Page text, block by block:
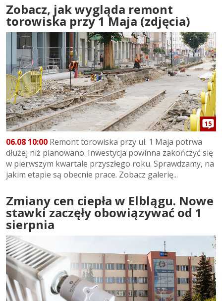
Zobacz, jak wygląda remont
torowiska przy 1 Maja (zdjęcia)
15
06.08 10:00 Remont torowiska przy ul. 1 Maja potrwa
dłużej niż planowano. Inwestycja powinna zakończyć się
w pierwszym kwartale przyszłego roku. Sprawdzamy, na
jakim etapie są obecnie prace. Zobacz galerię...
Zmiany cen ciepła w Elblągu. Nowe
stawki zaczęły obowiązywać od 1
sierpnia